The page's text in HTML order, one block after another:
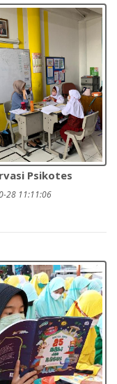
Psikotes
28 11:11:06